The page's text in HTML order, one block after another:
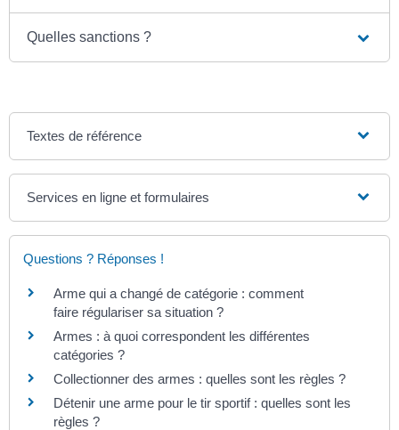
Quelles sanctions ?
Textes de référence
Services en ligne et formulaires
Questions ? Réponses !
Arme qui a changé de catégorie : comment
faire régulariser sa situation ?
Armes : à quoi correspondent les différentes
catégories ?
Collectionner des armes : quelles sont les règles ?
Détenir une arme pour le tir sportif : quelles sont les
règles ?